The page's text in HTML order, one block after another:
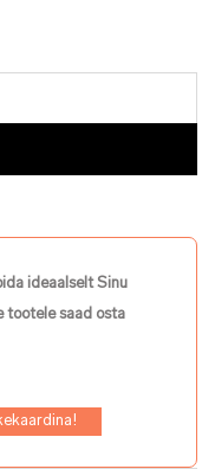
ideaalselt Sinu
tootele saad osta